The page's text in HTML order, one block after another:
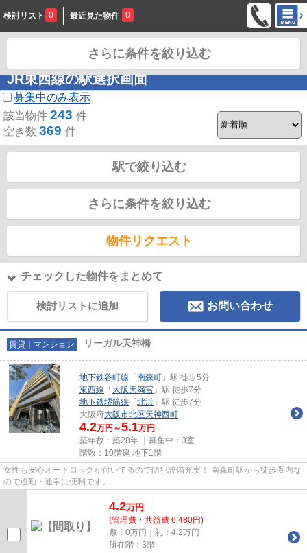
検討リスト 0 最近見た物件 0
JR東西線の駅選択画面
募集中のみ表示
該当物件 243 件
空き数 369 件
駅で絞り込む
さらに条件を絞り込む
物件リクエスト
チェックした物件をまとめて
検討リストに追加 お問い合わせ
賃貸｜マンション リーガル天神橋
地下鉄谷町線 「 南森町 」駅 徒歩5分
東西線 「 大阪天満宮 」駅 徒歩7分
地下鉄堺筋線 「 北浜 」駅 徒歩7分
大阪府大阪市北区天神西町
4.2万円～5.1万円
築年数：築28年 ｜募集中： 3室
階数：10階建 地下1階
女性も安心オートロックが付いてるので防犯設備充実！ 南森町駅から徒歩圏内な
ので通勤・通学に便利です。
4.2万円
(管理費・共益費 6,480円)
敷：0万円｜礼：4.2万円
所在階：3階
さらに条件を絞り込む